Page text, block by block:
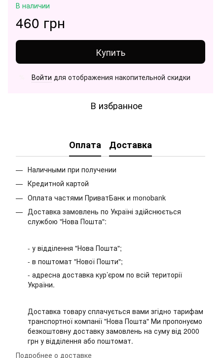
В наличии
460 грн
Купить
Войти для отображения накопительной скидки
В избранное
Оплата Доставка
Наличными при получении
Кредитной картой
Оплата частями ПриватБанк и monobank
Доставка замовлень по Україні здійснюється
службою "Нова Пошта":
- у відділення "Нова Пошта";
- в поштомат "Нової Пошти";
- адресна доставка кур’єром по всій території
України.
Доставка товару сплачується вами згідно тарифам
транспортної компанії "Нова Пошта" Ми пропонуємо
безкоштовну доставку замовлень на суму від 2000
грн у відділення або поштомат.
Подробнее о доставке